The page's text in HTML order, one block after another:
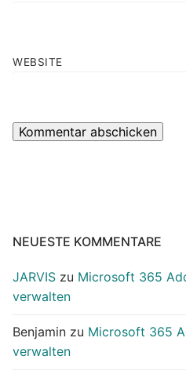
WEBSITE
NEUESTE KOMMENTARE
JARVIS zu Microsoft 365
verwalten
Benjamin zu Microsoft 365
verwalten